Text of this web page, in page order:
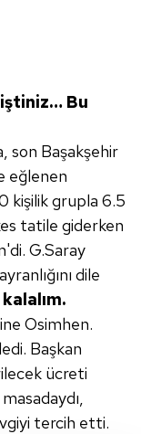
tiniz… Bu
son Başakşehir
eğlenen
kişilik grupla 6.5
tatile giderken
G.Saray
dile
kalalım.
Osimhen.
Başkan
ücreti
tercih etti.